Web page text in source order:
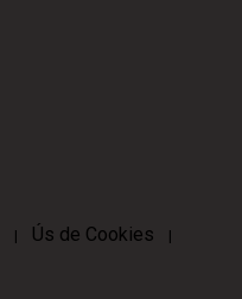
| Ús de Cookies |